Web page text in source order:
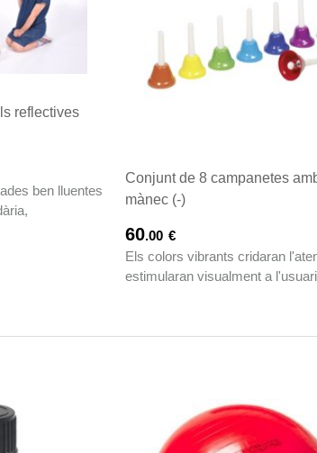
reflectives
ben lluentes
Conjunt de 8 campanetes
mànec (-)
60.00 €
Els colors vibrants cridaran
estimularan visualment a